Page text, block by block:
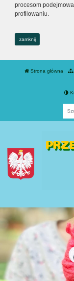
procesom
profilowaniu.
zamknij
Strona główna